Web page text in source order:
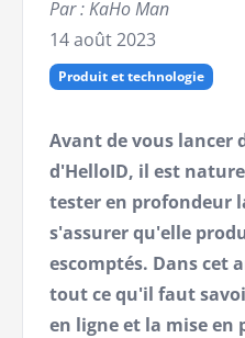
Par : KaHo Man
14 août 2023
Produit et technologie
Avant de vous lancer
d'HelloID, il est
tester en profondeur
s'assurer qu'elle
escomptés. Dans cet
tout ce qu'il faut
en ligne et la mise en